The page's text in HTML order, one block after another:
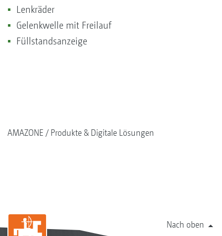
Lenkräder
Gelenkwelle mit Freilauf
Füllstandsanzeige
AMAZONE Produkte & Digitale Lösungen
Nach oben